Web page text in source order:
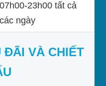
07h00-23h00 tất cả
các ngày
ĐÃI VÀ CHIẾT